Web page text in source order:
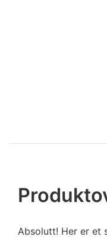
Absolutt! Her er et